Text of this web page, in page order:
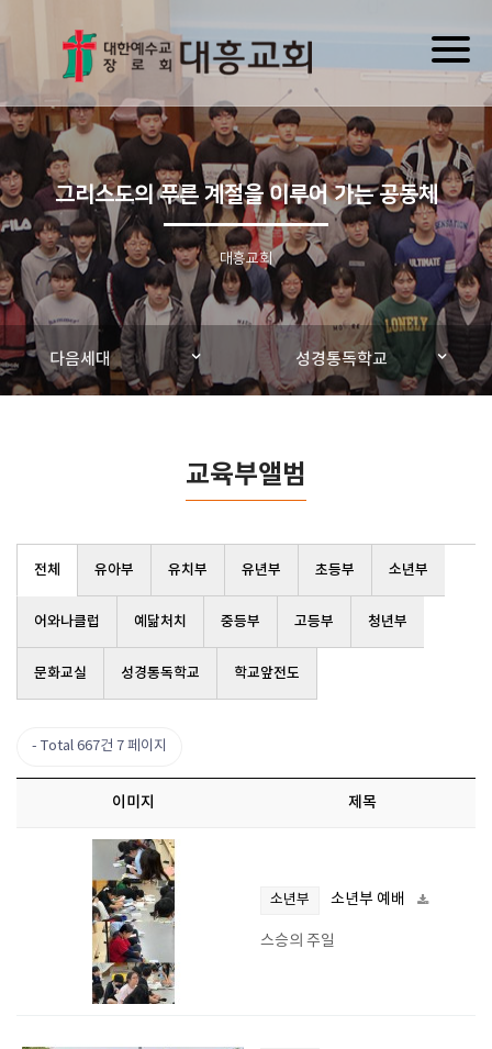
그리스도의 푸른 계절을 이루어 가는 공동체
대흥교회
다음세대 성경통독학교
교육부앨범
전체 유아부 유치부 유년부 초등부 소년부
어와나클럽 예닮처치 중등부 고등부 청년부
문화교실 성경통독학교 학교앞전도
Total 667건 7 페이지
이미지 제목
소년부 소년부 예배
스승의 주일